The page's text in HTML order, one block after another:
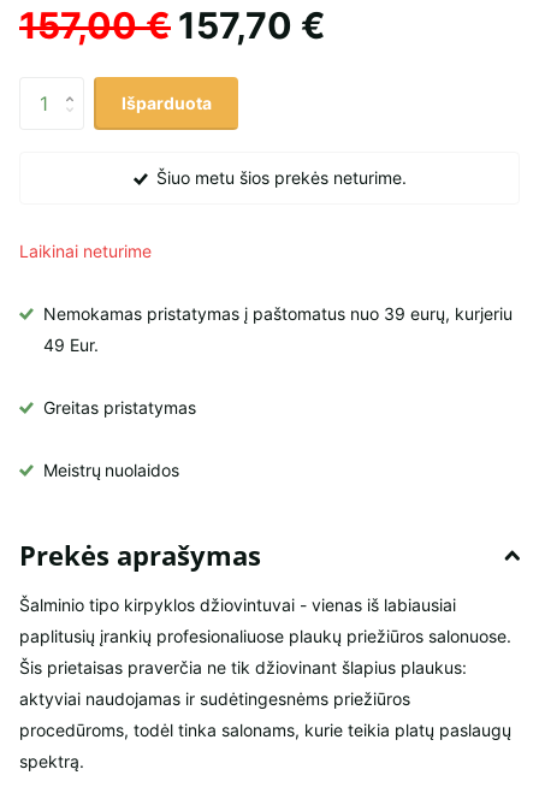
157,00 €157,70 €
Išparduota
Šiuo metu šios prekės neturime.
Laikinai neturime
Nemokamas pristatymas į paštomatus nuo 39 eurų, kurjeriu
49 Eur.
Greitas pristatymas
Meistrų nuolaidos
Prekės aprašymas
Šalminio tipo kirpyklos džiovintuvai - vienas iš labiausiai
paplitusių įrankių profesionaliuose plaukų priežiūros salonuose.
Šis prietaisas praverčia ne tik džiovinant šlapius plaukus:
aktyviai naudojamas ir sudėtingesnėms priežiūros
procedūroms, todėl tinka salonams, kurie teikia platų paslaugų
spektrą.